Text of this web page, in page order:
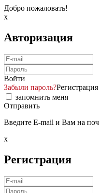
Добро пожаловать!
x
Авторизация
Войти
Забыли пароль?Регистрация
запомнить меня
Отправить
Введите E-mail и Вам на
x
Регистрация